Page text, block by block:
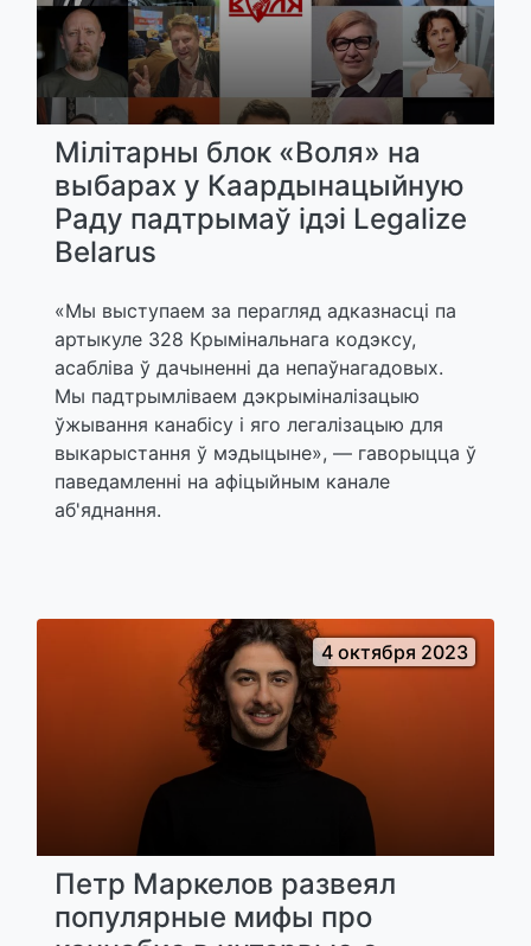
Мілітарны блок «Воля» на
выбарах у Каардынацыйную
Раду падтрымаў ідэі Legalize
Belarus
«Мы выступаем за перагляд адказнасці па
артыкуле 328 Крымінальнага кодэксу,
асабліва ў дачыненні да непаўнагадовых.
Мы падтрымліваем дэкрыміналізацыю
ўжывання канабісу і яго легалізацыю для
выкарыстання ў мэдыцыне», — гаворыцца ў
паведамленні на афіцыйным канале
аб'яднання.
4 октября 2023
Петр Маркелов развеял
популярные мифы про